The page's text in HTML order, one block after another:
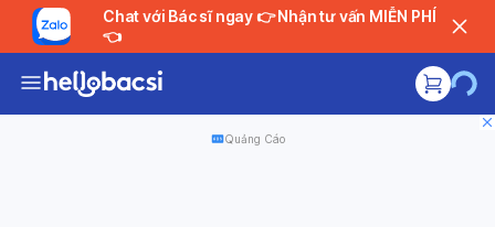
Chat với Bác sĩ ngay 👉 Nhận tư vấn MIỄN PHÍ
👈
Quảng Cáo